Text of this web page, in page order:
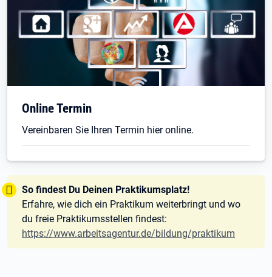
Online Termin
Vereinbaren Sie Ihren Termin hier online.
Tipp:
So findest Du Deinen Praktikumsplatz!
Erfahre, wie dich ein Praktikum weiterbringt und wo
du freie Praktikumsstellen findest:
https://www.arbeitsagentur.de/bildung/praktikum